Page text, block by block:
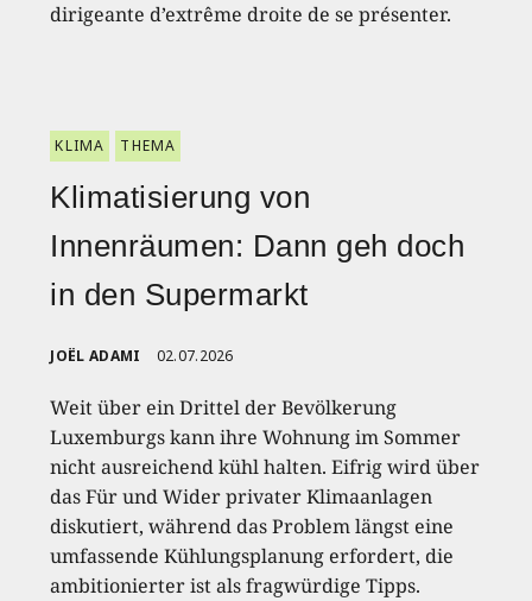
dirigeante d’extrême droite de se présenter.
KLIMA THEMA
Klimatisierung von
Innenräumen: Dann geh doch
in den Supermarkt
JOËL ADAMI 02.07.2026
Weit über ein Drittel der Bevölkerung
Luxemburgs kann ihre Wohnung im Sommer
nicht ausreichend kühl halten. Eifrig wird über
das Für und Wider privater Klimaanlagen
diskutiert, während das Problem längst eine
umfassende Kühlungsplanung erfordert, die
ambitionierter ist als fragwürdige Tipps.